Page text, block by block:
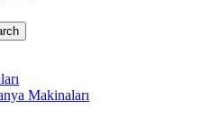
Makinaları